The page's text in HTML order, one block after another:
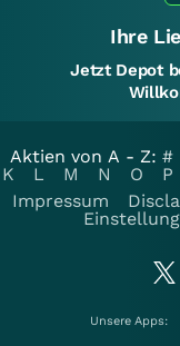
Ihre
Jetzt Depot
Aktien von A - Z: #
K
L M N O P
Impressum
Unsere Apps: